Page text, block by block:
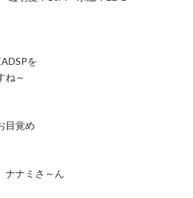
を
ね～
目覚め
ナナミさ～ん